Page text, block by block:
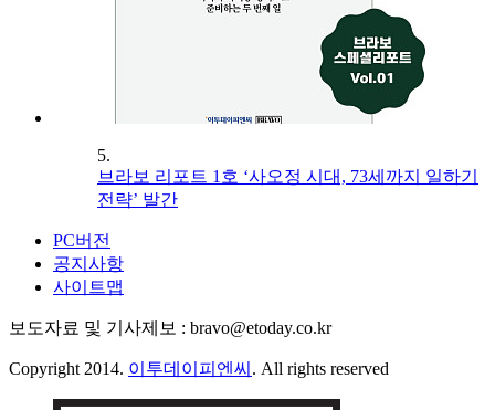
5.
브라보 리포트 1호 ‘사오정 시대, 73세까지 일하기
전략’ 발간
PC버전
공지사항
사이트맵
보도자료 및 기사제보 : bravo@etoday.co.kr
Copyright 2014. 이투데이피엔씨 . All rights reserved